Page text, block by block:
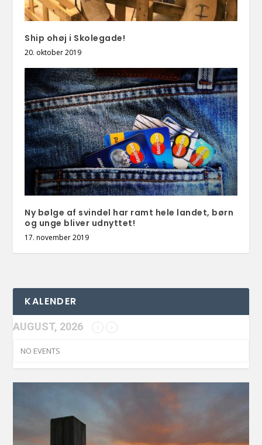
Ship ohøj i Skolegade!
20. oktober 2019
Ny bølge af svindel har ramt hele landet, børn
og unge bliver udnyttet!
17. november 2019
KALENDER
AUGUST, 2026
NO EVENTS